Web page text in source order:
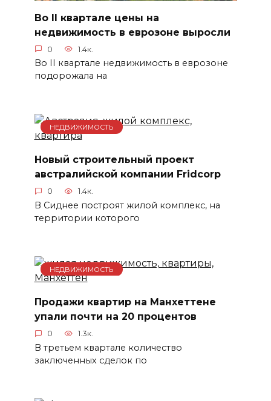
Во ІІ квартале цены на
недвижимость в еврозоне выросли
0 1.4к.
Во ІІ квартале недвижимость в еврозоне
подорожала на
НЕДВИЖИМОСТЬ
Новый строительный проект
австралийской компании Fridcorp
0 1.4к.
В Сиднее построят жилой комплекс, на
территории которого
НЕДВИЖИМОСТЬ
Продажи квартир на Манхеттене
упали почти на 20 процентов
0 1.3к.
В третьем квартале количество
заключенных сделок по